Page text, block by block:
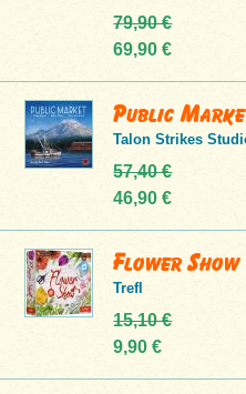
79,90 €
69,90 €
Public
Talon Strikes
57,40 €
46,90 €
Flower
Trefl
15,10 €
9,90 €